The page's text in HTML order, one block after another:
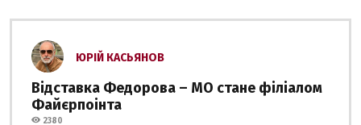
ЮРІЙ КАСЬЯНОВ
Відставка Федорова – МО стане філіалом
Файєрпоінта
2380